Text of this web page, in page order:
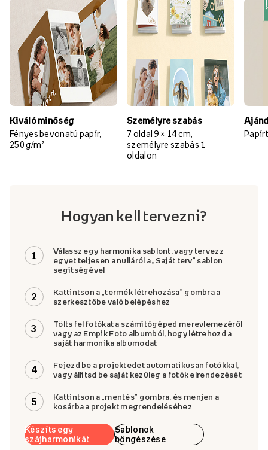
Kiváló minőség
Fényes bevonatú papír,
250 g/m²
Személyre szabás
7 oldal 9 × 14 cm,
személyre szabás 1
oldalon
Hogyan kell tervezni?
1
Válassz egy harmonika sablont, vagy tervezz
egyet teljesen a nulláról a „Saját terv” sablon
segítségével
2
Kattintson a „termék létrehozása” gombra a
szerkesztőbe való belépéshez
3
Tölts fel fotókat a számítógéped merevlemezéről
vagy az Empik Foto albumból, hogy létrehozd a
saját harmonika albumodat
4
Fejezd be a projektedet automatikusan fotókkal,
vagy állítsd be saját kezűleg a fotók elrendezését
5
Kattintson a „mentés” gombra, és menjen a
kosárba a projekt megrendeléséhez
Készíts egy
szájharmonikát
Sablonok
böngészése